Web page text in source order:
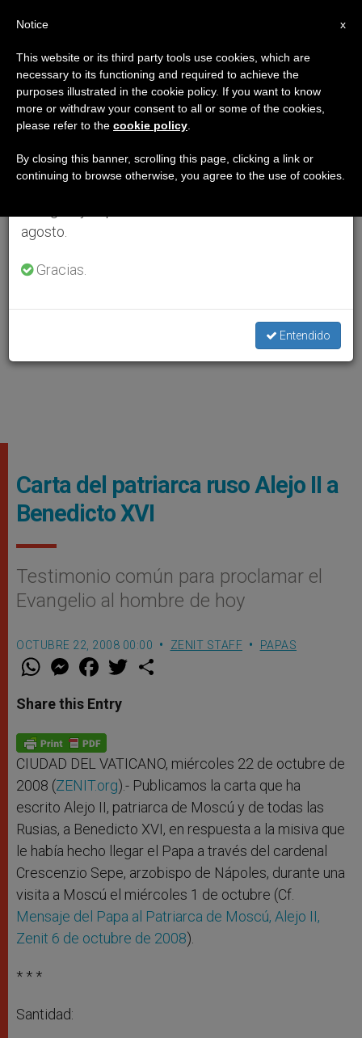
Carta del patriarca ruso Alejo II a
Benedicto XVI
Testimonio común para proclamar el
Evangelio al hombre de hoy
OCTUBRE 22, 2008 00:00 ZENIT STAFF PAPAS
W
t
s
p
p
M
e
s
e
g
e
r
F
a
e
b
o
k
w
Share this Entry
CIUDAD DEL VATICANO, miércoles 22 de octubre de
2008 (ZENIT.org).- Publicamos la carta que ha
escrito Alejo II, patriarca de Moscú y de todas las
Rusias, a Benedicto XVI, en respuesta a la misiva que
le había hecho llegar el Papa a través del cardenal
Crescenzio Sepe, arzobispo de Nápoles, durante una
visita a Moscú el miércoles 1 de octubre (Cf.
Mensaje del Papa al Patriarca de Moscú, Alejo II,
Zenit 6 de octubre de 2008).
* * *
Santidad:
×
Aviso importante
Del 27 de julio al 7 de agosto haremos la pausa
anual, aprovechando que en el periodo de verano
se generan menos informaciones y también el
agosto.
Gracias.
Entendido
x
Notice
This website or its third party tools use cookies, which are
necessary to its functioning and required to achieve the
purposes illustrated in the cookie policy. If you want to know
more or withdraw your consent to all or some of the cookies,
please refer to the cookie policy
By closing this banner, scrolling this page, clicking a link or
continuing to browse otherwise, you agree to the use of cookies.